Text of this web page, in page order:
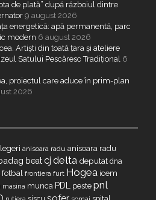
de plată” după războiul dintre
9 august 2026
energetică: apă permanentă, parc
modern 6 august 2026
Artiști din toată țara și ateliere
Satului Pescăresc Tradițional 6
proiectul care aduce în prim-plan
2026
anisoara radu anisoara radu
beatcj delta deputat dna
fotbal frontiera furt Hogea icem
masina munca PDL peste pnl